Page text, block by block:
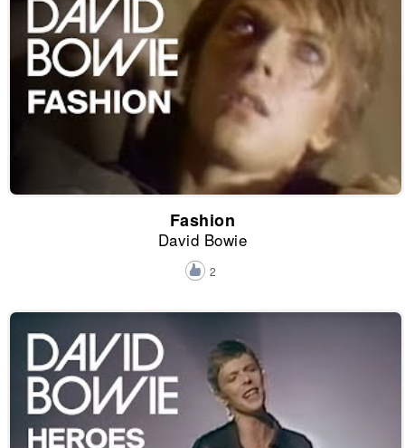
Fashion
David Bowie
2